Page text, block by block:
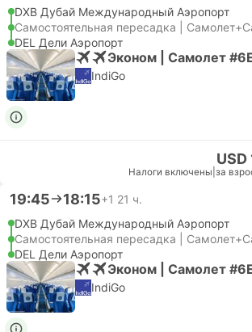
DXB Дубай Международный Аэропорт
Самостоятельная пересадка |
DEL Дели Аэропорт
Эконом | Самолет
IndiGo
USD
Налоги включены за
19:45 18:15+1 21 ч.
DXB Дубай Международный Аэропорт
Самостоятельная пересадка |
DEL Дели Аэропорт
Эконом | Самолет
IndiGo